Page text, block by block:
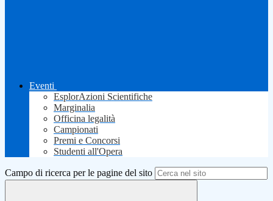
Eventi
EsplorAzioni Scientifiche
Marginalia
Officina legalità
Campionati
Premi e Concorsi
Studenti all'Opera
Campo di ricerca per le pagine del sito